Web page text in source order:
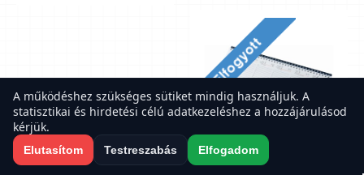
A működéshez szükséges sütiket mindig használjuk. A
statisztikai és hirdetési célú adatkezeléshez a hozzájárulásod
kérjük.
Elutasítom Testreszabás Elfogadom